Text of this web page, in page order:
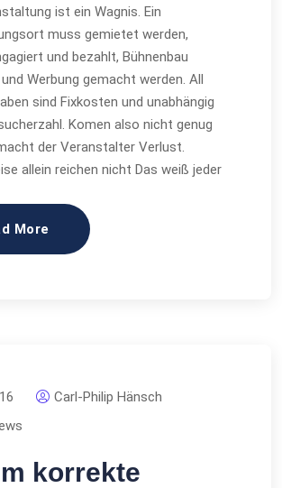
ist ein Wagnis. Ein
muss gemietet werden,
und bezahlt, Bühnenbau
Werbung gemacht werden. All
sind Fixkosten und unabhängig
Komen also nicht genug
der Veranstalter Verlust.
allein reichen nicht Das weiß jeder
More
Carl-Philip Hänsch
korrekte